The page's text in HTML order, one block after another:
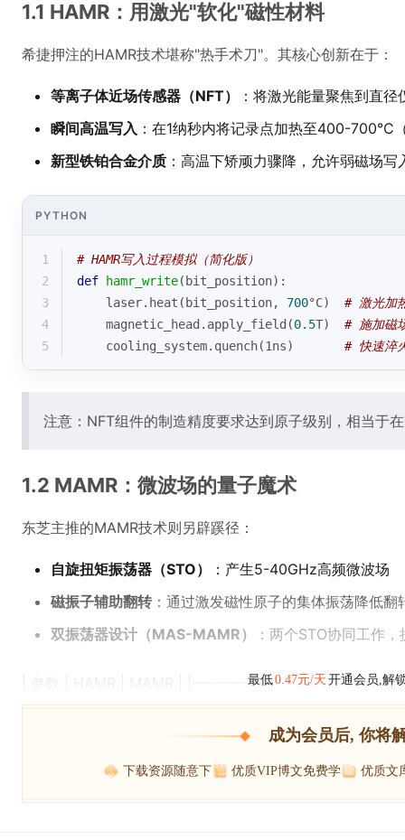
1.1 HAMR：用激光"软化"磁性材料
希捷押注的HAMR技术堪称"热手术刀"。其核心创新在于：
等离子体近场传感器（NFT）
：将激光能量聚焦到直
瞬间高温写入 ：在1纳秒内将记录点加热至400-700°C
新型铁铂合金介质 ：高温下矫顽力骤降，允许弱磁场写
PYTHON
1
# HAMR写入过程模拟（简化版）
2
def hamr_write( bit_position):
3
    laser.heat(bit_position,
700°C) # 激光加
4
    magnetic_head.apply_field(
0.5T) # 施加磁
5
    cooling_system.quench(1ns)
# 快速淬
注意：NFT组件的制造精度要求达到原子级别，相当于
1.2 MAMR：微波场的量子魔术
东芝主推的MAMR技术则另辟蹊径：
自旋扭矩振荡器（STO）
：产生5-40GHz高频微波场
磁振子辅助翻转 ：通过激发磁性原子的集体振荡降低翻
双振荡器设计（MAS-MAMR）
：两个STO协同工作
| 参数 | HAMR | MAMR | |-----------最低0.47元/天 开通会员,解
成为会员后, 你将
下载资源随意下 优质VIP博文免费学 优质文